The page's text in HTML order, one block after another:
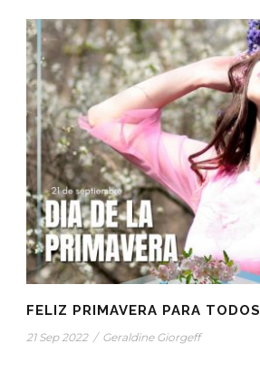
FELIZ PRIMAVERA PARA TODOS
21 Sep 2022 / Geraldine Giorgeff